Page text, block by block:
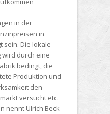
in der
in
sein. Die lokale
durch eine
bedingt, die
Produktion und
den
versucht etc.
nennt Ulrich Beck